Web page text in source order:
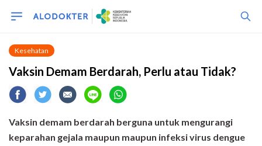
Kesehatan
Vaksin Demam Berdarah, Perlu atau Tidak?
Vaksin demam berdarah berguna untuk mengurangi
keparahan gejala maupun maupun infeksi virus dengue